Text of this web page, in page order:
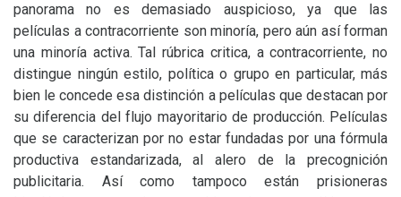
panorama no es demasiado auspicioso, ya que las
películas a contracorriente son minoría, pero aún así forman
una minoría activa. Tal rúbrica critica, a contracorriente, no
distingue ningún estilo, política o grupo en particular, más
bien le concede esa distinción a películas que destacan por
su diferencia del flujo mayoritario de producción. Películas
que se caracterizan por no estar fundadas por una fórmula
productiva estandarizada, al alero de la precognición
publicitaria. Así como tampoco están prisioneras